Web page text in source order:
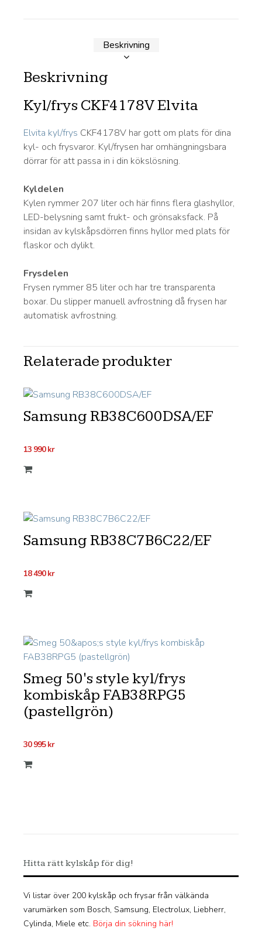
Beskrivning
Beskrivning
Kyl/frys CKF4178V Elvita
Elvita kyl/frys CKF4178V har gott om plats för dina
kyl- och frysvaror. Kyl/frysen har omhängningsbara
dörrar för att passa in i din kökslösning.
Kyldelen
Kylen rymmer 207 liter och här finns flera glashyllor,
LED-belysning samt frukt- och grönsaksfack. På
insidan av kylskåpsdörren finns hyllor med plats för
flaskor och dylikt.
Frysdelen
Frysen rymmer 85 liter och har tre transparenta
boxar. Du slipper manuell avfrostning då frysen har
automatisk avfrostning.
Relaterade produkter
Samsung RB38C600DSA/EF
13 990kr
Samsung RB38C7B6C22/EF
18 490kr
Smeg 50's style kyl/frys
kombiskåp FAB38RPG5
(pastellgrön)
30 995kr
Hitta rätt kylskåp för dig!
Vi listar över 200 kylskåp och frysar från välkända
varumärken som Bosch, Samsung, Electrolux, Liebherr,
Cylinda, Miele etc. Börja din sökning här!